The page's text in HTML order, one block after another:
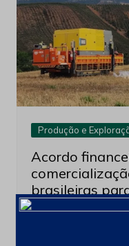
Produção e
Acordo
brasileiras
3 de agosto de